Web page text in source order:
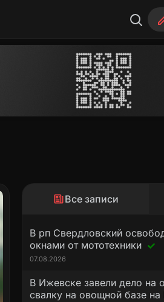
Все записи
В рп Свердловский
окнами от мототехники
07.08.2026
В Ижевске завели дело на
свалку на овощной базе